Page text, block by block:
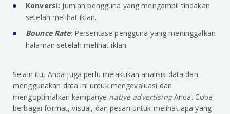
Konversi: Jumlah pengguna yang mengambil tindakan
setelah melihat iklan.
Bounce Rate: Persentase pengguna yang meninggalkan
halaman setelah melihat iklan.
Selain itu, Anda juga perlu melakukan analisis data dan
menggunakan data ini untuk mengevaluasi dan
mengoptimalkan kampanye native advertisingAnda. Coba
berbagai format, visual, dan pesan untuk melihat apa yang